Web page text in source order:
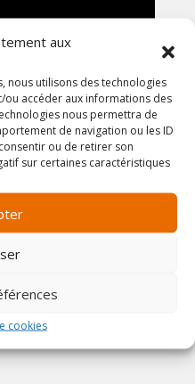
aux
nous utilisons des technologies
accéder aux informations des
nous permettra de
de navigation ou les ID
ou de retirer son
sur certaines caractéristiques
cookies
les plus inatendues,